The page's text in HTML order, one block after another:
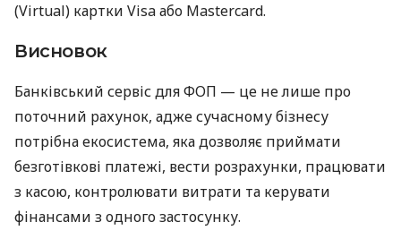
(Virtual) картки Visa або Mastercard.
Висновок
Банківський сервіс для ФОП — це не лише про
поточний рахунок, адже сучасному бізнесу
потрібна екосистема, яка дозволяє приймати
безготівкові платежі, вести розрахунки, працювати
з касою, контролювати витрати та керувати
фінансами з одного застосунку.